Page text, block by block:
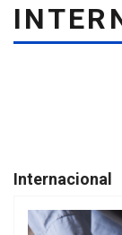
Internacional